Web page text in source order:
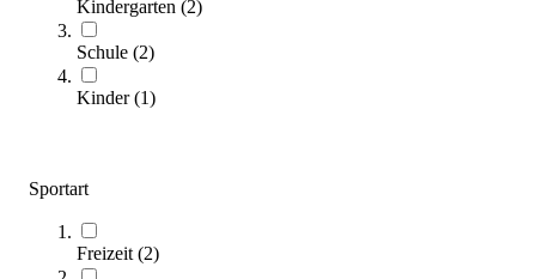
Kindergarten (2)
Schule (2)
Kinder(1)
Sportart
Freizeit (2)
tanga sports® Soft Wurfscheibe
4,95 €
Sofort lieferbar